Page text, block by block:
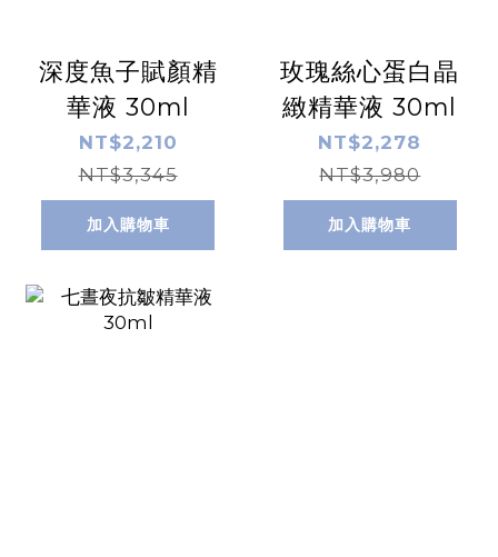
深度魚子賦顏精
華液 30ml
NT$2,210
NT$3,345
加入購物車
玫瑰絲心蛋白晶
緻精華液 30ml
NT$2,278
NT$3,980
加入購物車